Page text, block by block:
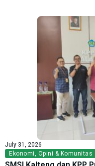
July 31, 2026
Ekonomi, Opini & Komunitas